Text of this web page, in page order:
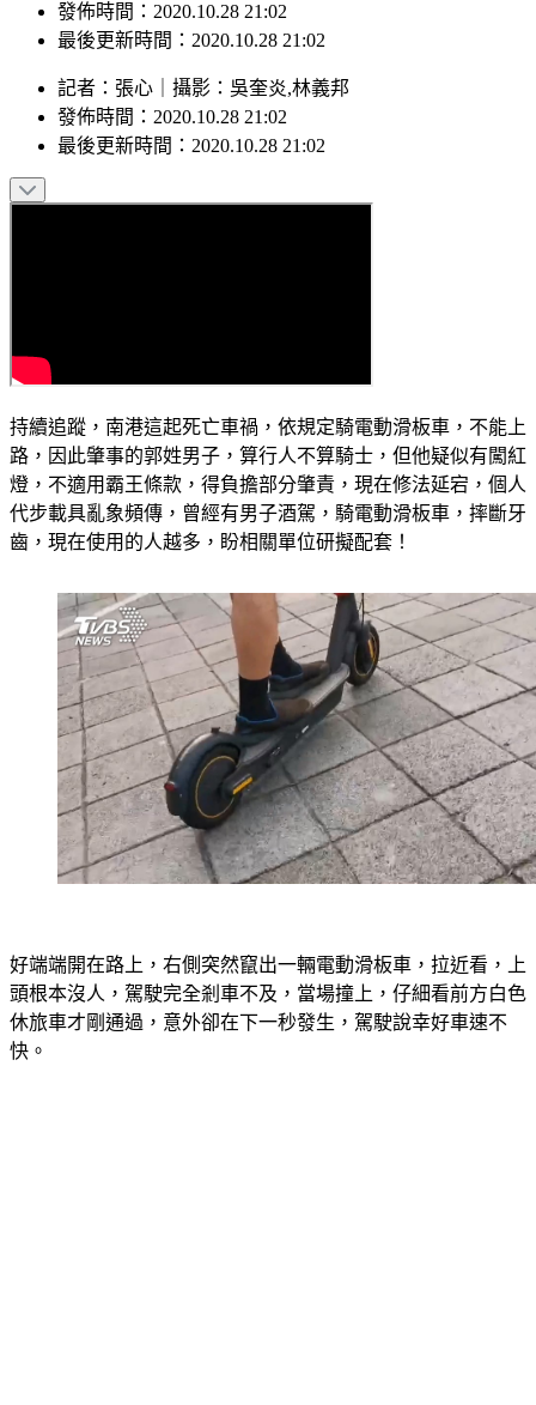
最後更新時間：2020.10.28 21:02
發佈時間： 2020.10.28 21:02
最後更新時間：2020.10.28 21:02
路，因此肇事的郭姓男子，算行人不算騎士，但他疑似有闖紅
燈，不適用霸王條款，得負擔部分肇責，現在修法延宕，個人
代步載具亂象頻傳，曾經有男子酒駕，騎電動滑板車，摔斷牙
齒，現在使用的人越多，盼相關單位研擬配套！
頭根本沒人，駕駛完全剎車不及，當場撞上，仔細看前方白色
休旅車才剛通過，意外卻在下一秒發生，駕駛說幸好車速不
快。